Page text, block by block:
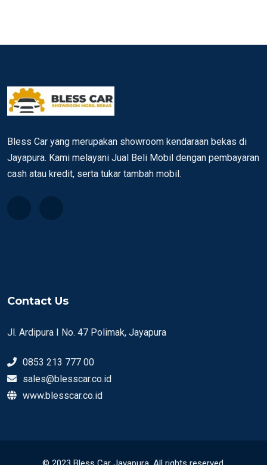
Bless Car yang merupakan showroom kendaraan bekas di
Jayapura. Kami melayani Jual Beli Mobil dengan pembayaran
cash atau kredit, serta tukar tambah mobil.
Contact Us
Jl. Ardipura I No. 47 Polimak, Jayapura
0853 213 777 00
sales@blesscar.co.id
www.blesscar.co.id